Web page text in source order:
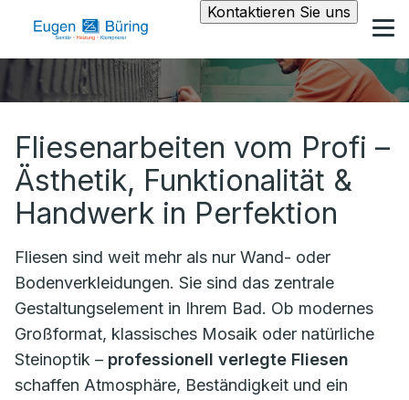
Kontaktieren Sie uns
Fliesenarbeiten vom Profi –
Ästhetik, Funktionalität &
Handwerk in Perfektion
Fliesen sind weit mehr als nur Wand- oder
Bodenverkleidungen. Sie sind das zentrale
Gestaltungselement in Ihrem Bad. Ob modernes
Großformat, klassisches Mosaik oder natürliche
Steinoptik – professionell verlegte Fliesen
schaffen Atmosphäre, Beständigkeit und ein